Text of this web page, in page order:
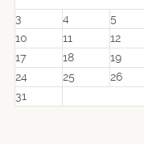
3
4 5
10
11 12
17
18 19
24
25 26
31